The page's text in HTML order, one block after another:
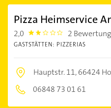
Pizza Heimservice
2,0 2.0 2
GASTSTÄTTEN: PIZZERIAS
Hauptstr. 11,66424
06848 73 01 61